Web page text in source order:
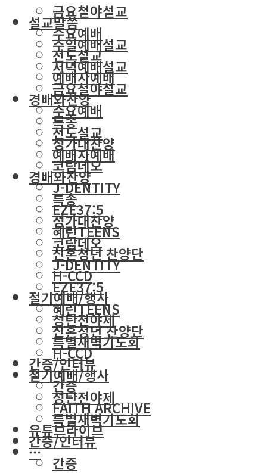
금요철야설교
수요예배
전도설교
예배자예배
경배와찬양
특송
성가대찬양
코람데오
J-DENTITY
EZE37:5
혜린TEENS
신혼청년 찬양단
H-CCD
절기예배/행사
성탄전야제
특별새벽기도회
간증/인터뷰
간증
FAITH ARCHIVE
유튜브라이브
···
설교말씀
주일예배설교
저녁예배설교
금요철야설교
수요예배
전도설교
예배자예배
경배와찬양
특송
성가대찬양
코람데오
J-DENTITY
EZE37:5
혜린TEENS
신혼청년 찬양단
H-CCD
절기예배/행사
성탄전야제
특별새벽기도회
간증/인터뷰
간증